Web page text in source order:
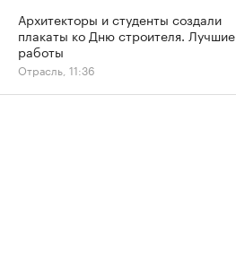
Архитекторы и студенты создали
плакаты ко Дню строителя. Лучшие
работы
Отрасль, 11:36